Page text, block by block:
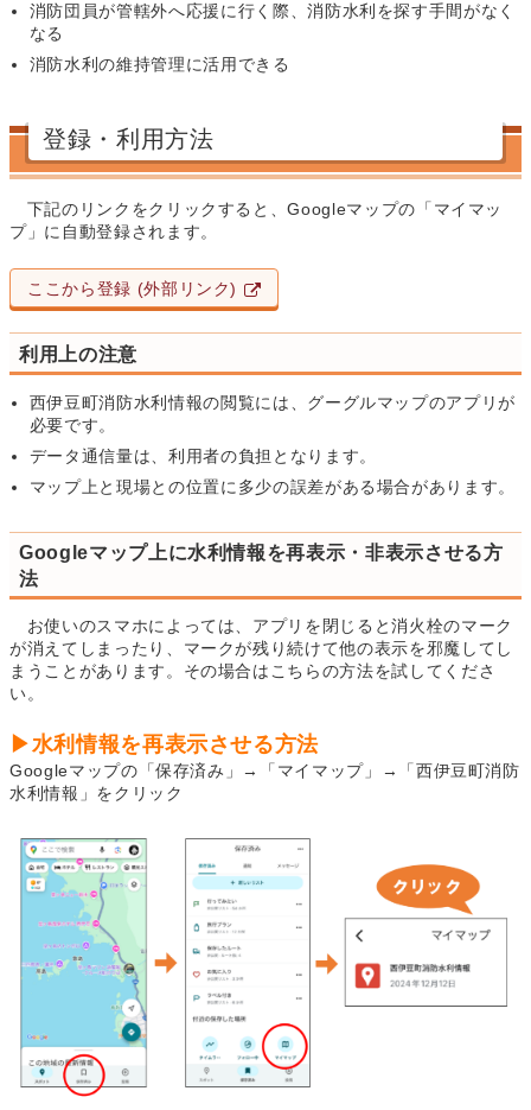
消防団員が管轄外へ応援に行く際、消防水利を探す手間がなく
なる
消防水利の維持管理に活用できる
登録・利用方法
下記のリンクをクリックすると、Googleマップの「マイマッ
プ」に自動登録されます。
ここから登録 (外部リンク)
利用上の注意
西伊豆町消防水利情報の閲覧には、グーグルマップのアプリが
必要です。
データ通信量は、利用者の負担となります。
マップ上と現場との位置に多少の誤差がある場合があります。
Googleマップ上に水利情報を再表示・非表示させる方
法
お使いのスマホによっては、アプリを閉じると消火栓のマーク
が消えてしまったり、マークが残り続けて他の表示を邪魔してし
まうことがあります。その場合はこちらの方法を試してくださ
い。
▶水利情報を再表示させる方法
Googleマップの「保存済み」→「マイマップ」→「西伊豆町消防
水利情報」をクリック